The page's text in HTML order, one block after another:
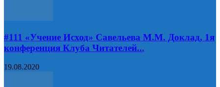
#111 «Учение Исход» Савельева М.М. Доклад, 1я
конференция Клуба Читателей...
19.08.2020